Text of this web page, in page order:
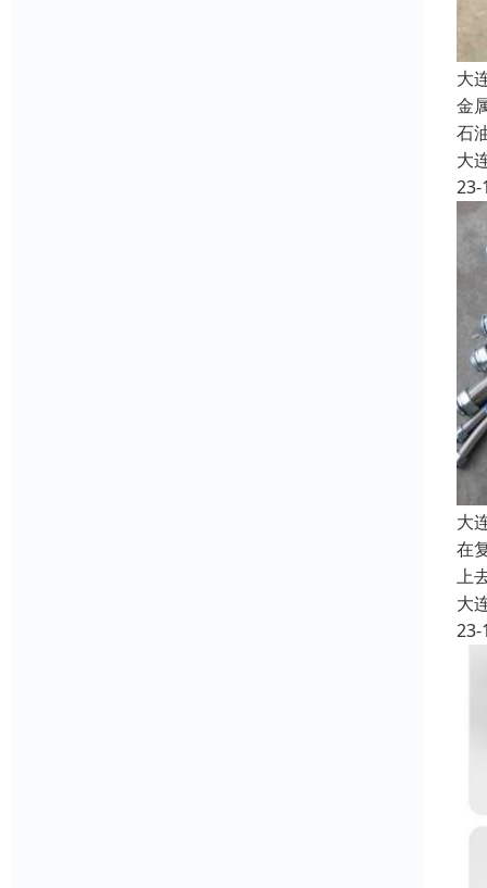
大
金
石
大
23-
大
在
上
大
23-